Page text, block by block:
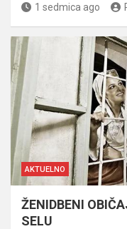
1 sedmica ago
AKTUELNO
ŽENIDBENI
SELU